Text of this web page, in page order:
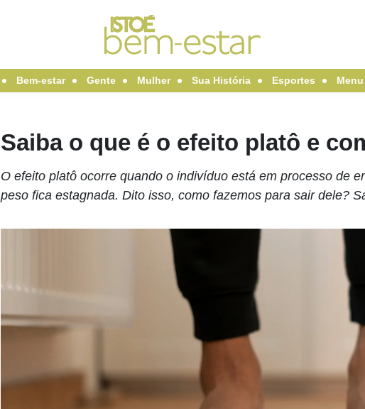
Bem-estar Gente Mulher Sua História Esportes Menu
Saiba o que é o efeito platô e
O efeito platô ocorre quando o indivíduo está em processo de
peso fica estagnada. Dito isso, como fazemos para sair dele?